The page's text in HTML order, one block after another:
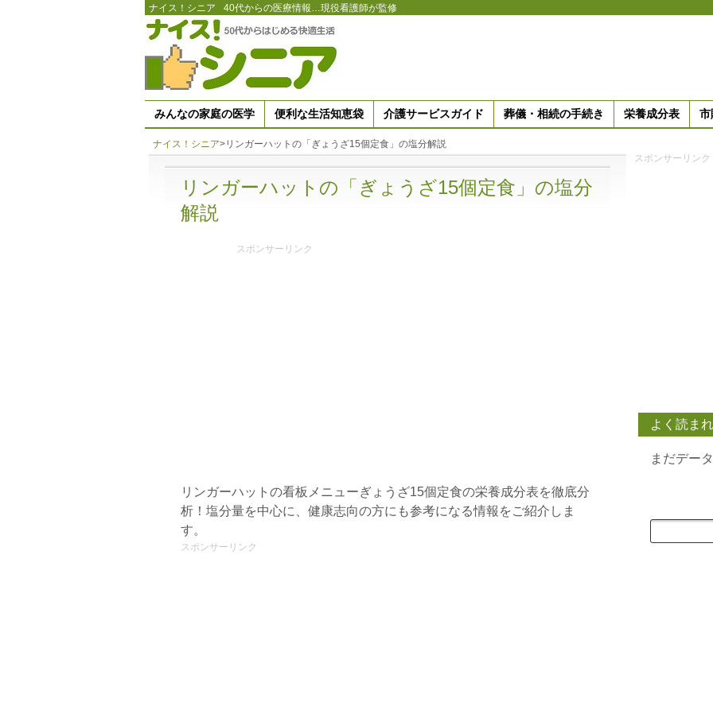
ナイス！シニア 40代からの医療情報…現役看護師が監修
みんなの家庭の医学 便利な生活知恵袋 介護サービスガイド 葬儀・相続の手続き 栄養成分表 市
ナイス！シニア> リンガーハットの「ぎょうざ15個定食」の塩分解説
リンガーハットの「ぎょうざ15個定食」の塩分
解説
スポンサーリンク
リンガーハットの看板メニューぎょうざ15個定食の栄養成分表を徹底分
析！塩分量を中心に、健康志向の方にも参考になる情報をご紹介しま
す。
スポンサーリンク
スポンサーリンク
よく読ま
まだデー